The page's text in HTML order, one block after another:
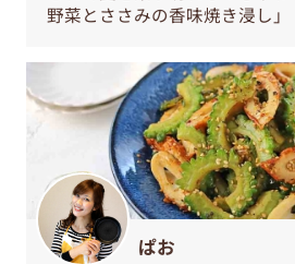
野菜とささみの香味焼き浸し」
ぱお